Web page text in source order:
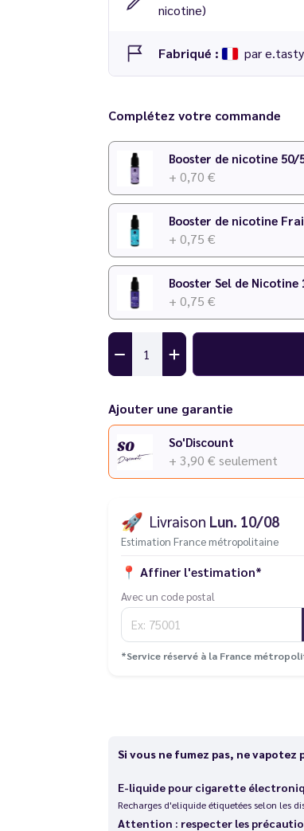
nicotine)
Fabriqué : par e.tasty
Complétez votre commande
Booster de nicotine 50/
+ 0,70 €
Booster de nicotine
+ 0,75 €
Booster Sel de
+ 0,75 €
Ajouter une garantie
So'Discount
+ 3,90 € seulement
🚀 Livraison Lun. 10/08
Estimation France métropolitaine
📍 Affiner l'estimation*
Avec un code postal
*Service réservé à la France
Si vous ne fumez pas, ne vapotez
E-liquide pour cigarette
Recharges d'eliquide étiquetées selon les
Attention : respecter les